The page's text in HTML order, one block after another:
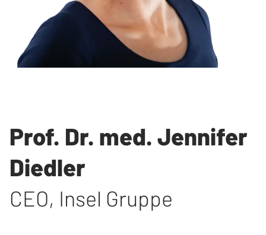
Prof. Dr. med. Jennifer
Diedler
CEO, Insel Gruppe